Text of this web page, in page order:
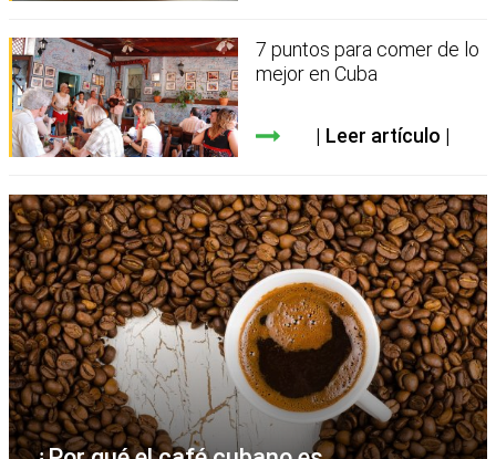
7 puntos para comer de lo
mejor en Cuba
Leer artículo